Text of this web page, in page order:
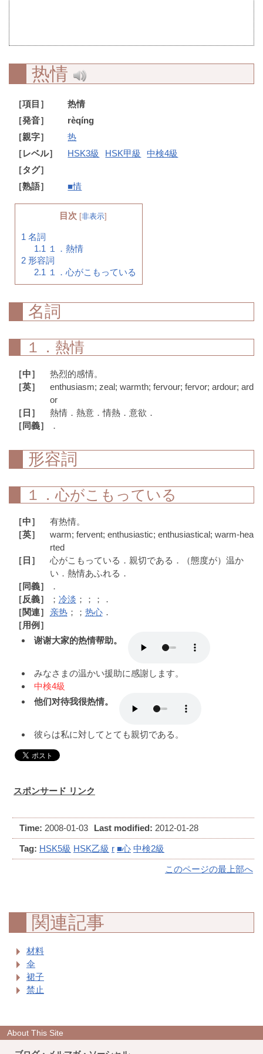
热情
［項目］
热情
［発音］
rèqíng
［親字］
热
［レベル］
HSK3級 HSK甲級
中検4級
［タグ］
［熟語］
■情
目次 [非表示]
1 名詞
1.1 １．熱情
2 形容詞
2.1 １．心がこもっている
名詞
１．熱情
［中］
热烈的感情。
［英］
enthusiasm; zeal; warmth; fervour; fervor; ardour; ard
or
［日］
熱情．熱意．情熱．意欲．
［同義］
．
形容詞
１．心がこもっている
［中］
有热情。
［英］
warm; fervent; enthusiastic; enthusiastical; warm-hea
rted
［日］
心がこもっている．親切である．（態度が）温か
い．熱情あふれる．
［同義］
．
［反義］
； 冷淡 ；；；．
［関連］
亲热；； 热心．
［用例］
谢谢大家的热情帮助。
みなさまの温かい援助に感謝します。
中検4級
他们对待我很热情。
彼らは私に対してとても親切である。
スポンサード リンク
Time: 2008-01-03 Last modified: 2012-01-28
Tag: HSK5級 HSK乙級 r ■心 中検2級
このページの最上部へ
関連記事
材料
伞
裙子
禁止
About This Site